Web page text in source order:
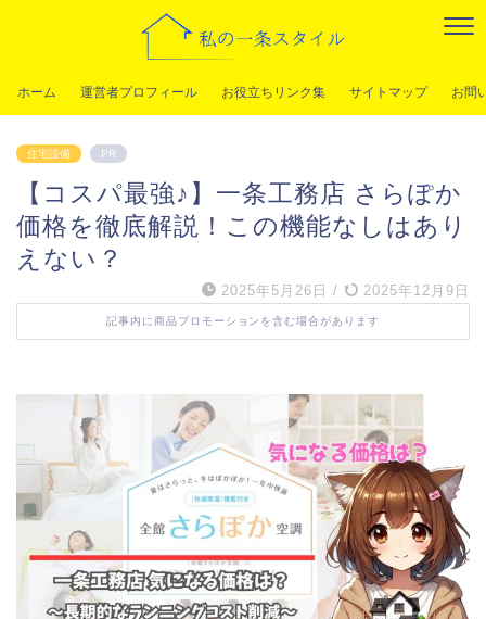
ホーム 運営者プロフィール お役立ちリンク集 サイトマップ お問
住宅設備 PR
【コスパ最強♪】一条工務店 さらぽか
価格を徹底解説！この機能なしはあり
えない？
2025年5月26日 / 2025年12月9日
記事内に商品プロモーションを含む場合があります